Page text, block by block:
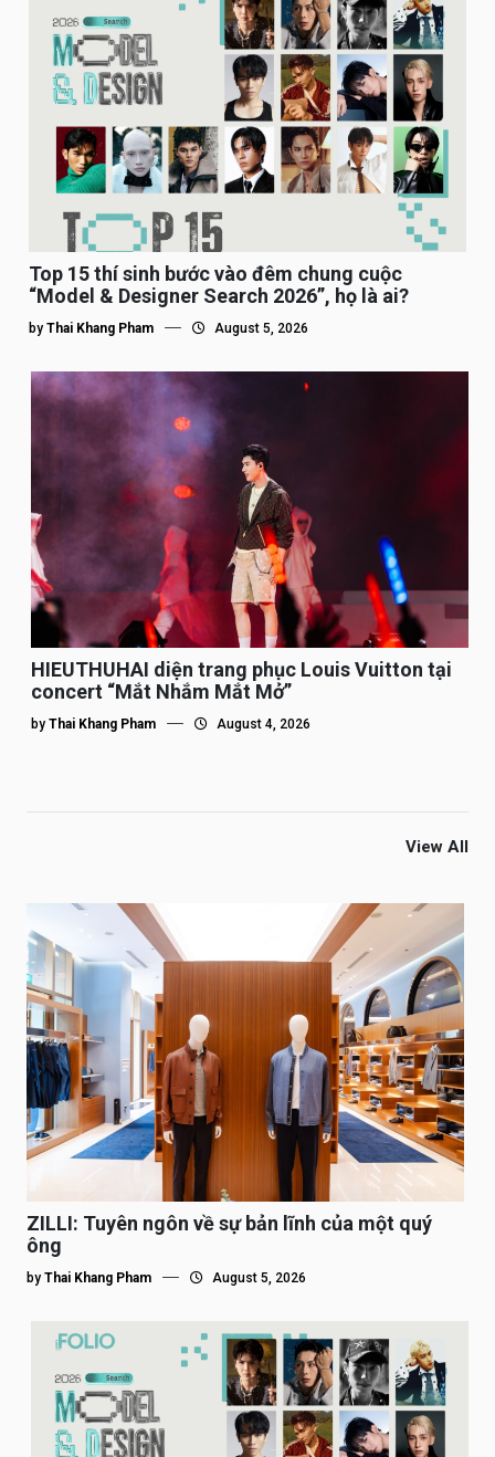
Top 15 thí sinh bước vào đêm chung cuộc
“Model & Designer Search 2026”, họ là ai?
by Thai Khang Pham August 5, 2026
HIEUTHUHAI diện trang phục Louis Vuitton tại
concert “Mắt Nhắm Mắt Mở”
by Thai Khang Pham August 4, 2026
View All
ZILLI: Tuyên ngôn về sự bản lĩnh của một quý
ông
by Thai Khang Pham August 5, 2026